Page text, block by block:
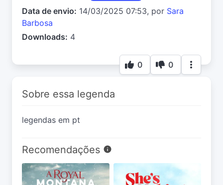
Data de envio: 14/03/2025 07:53, por Sara
Barbosa
Downloads: 4
0 0
Sobre essa legenda
legendas em pt
Recomendações